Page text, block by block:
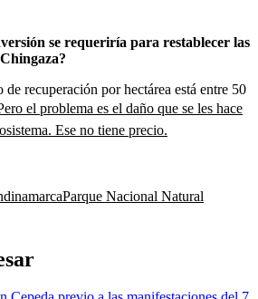
se requeriría para restablecer las
recuperación por hectárea está entre 50
el problema es el daño que se les hace
Ese no tiene precio.
Parque Nacional Natural